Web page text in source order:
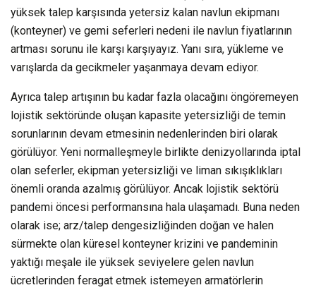
yüksek talep karşısında yetersiz kalan navlun ekipmanı
(konteyner) ve gemi seferleri nedeni ile navlun fiyatlarının
artması sorunu ile karşı karşıyayız. Yanı sıra, yükleme ve
varışlarda da gecikmeler yaşanmaya devam ediyor.
Ayrıca talep artışının bu kadar fazla olacağını öngöremeyen
lojistik sektöründe oluşan kapasite yetersizliği de temin
sorunlarının devam etmesinin nedenlerinden biri olarak
görülüyor. Yeni normalleşmeyle birlikte denizyollarında iptal
olan seferler, ekipman yetersizliği ve liman sıkışıklıkları
önemli oranda azalmış görülüyor. Ancak lojistik sektörü
pandemi öncesi performansına hala ulaşamadı. Buna neden
olarak ise; arz/talep dengesizliğinden doğan ve halen
sürmekte olan küresel konteyner krizini ve pandeminin
yaktığı meşale ile yüksek seviyelere gelen navlun
ücretlerinden feragat etmek istemeyen armatörlerin